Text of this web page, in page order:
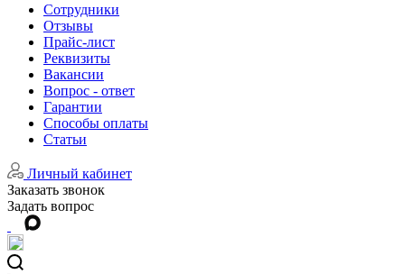
Сотрудники
Отзывы
Прайс-лист
Реквизиты
Вакансии
Вопрос - ответ
Гарантии
Способы оплаты
Статьи
Личный кабинет
Заказать звонок
Задать вопрос